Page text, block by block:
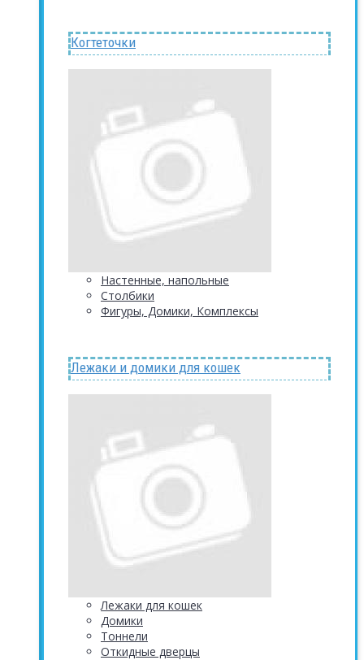
Когтеточки
Настенные, напольные
Столбики
Фигуры, Домики, Комплексы
Лежаки и домики для кошек
Лежаки для кошек
Домики
Тоннели
Откидные дверцы